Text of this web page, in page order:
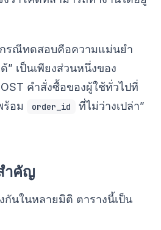
ณีทดสอบคือความแม่นยำ
” เป็นเพียงส่วนหนึ่งของ
คำสั่งซื้อของผู้ใช้ทั่วไปที่
ร้อม
order_id
ที่ไม่ว่างเปล่า”
ำคัญ
นในหลายมิติ ตารางนี้เป็น